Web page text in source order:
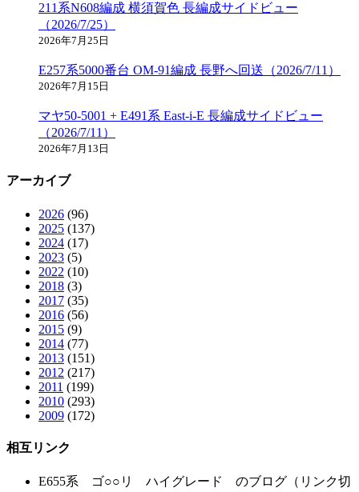
211系N608編成 横須賀色 長編成サイドビュー
（2026/7/25）
2026年7月25日
E257系5000番台 OM-91編成 長野へ回送（2026/7/11）
2026年7月15日
マヤ50-5001 + E491系 East-i-E 長編成サイドビュー
（2026/7/11）
2026年7月13日
アーカイブ
2026 (96)
2025 (137)
2024 (17)
2023 (5)
2022 (10)
2018 (3)
2017 (35)
2016 (56)
2015 (9)
2014 (77)
2013 (151)
2012 (217)
2011 (199)
2010 (293)
2009 (172)
相互リンク
E655系 ゴ○○リ ハイグレード のブログ（リンク切